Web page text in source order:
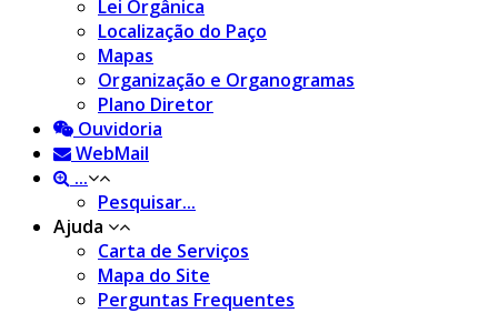
Lei Orgânica
Localização do Paço
Mapas
Organização e Organogramas
Plano Diretor
Ouvidoria
WebMail
...
Pesquisar...
Ajuda
Carta de Serviços
Mapa do Site
Perguntas Frequentes